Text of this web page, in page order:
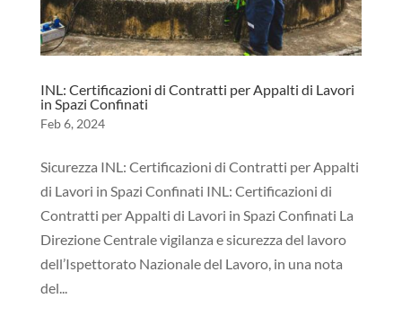
INL: Certificazioni di Contratti per Appalti di Lavori
in Spazi Confinati
Feb 6, 2024
Sicurezza INL: Certificazioni di Contratti per Appalti
di Lavori in Spazi Confinati INL: Certificazioni di
Contratti per Appalti di Lavori in Spazi Confinati La
Direzione Centrale vigilanza e sicurezza del lavoro
dell’Ispettorato Nazionale del Lavoro, in una nota
del...